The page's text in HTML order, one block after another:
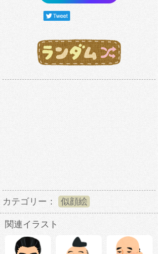
カテゴリー： 似顔絵
関連イラスト